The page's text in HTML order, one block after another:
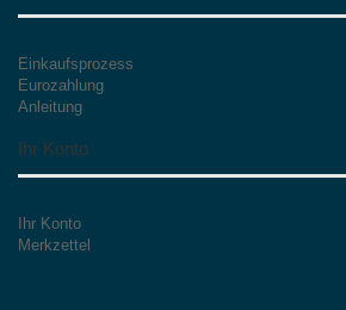
Einkaufsprozess
Eurozahlung
Anleitung
Ihr Konto
Ihr Konto
Merkzettel